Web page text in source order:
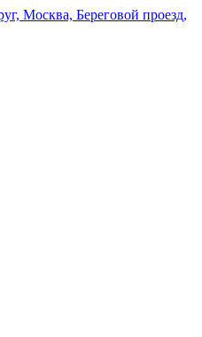
Москва, Береговой проезд,